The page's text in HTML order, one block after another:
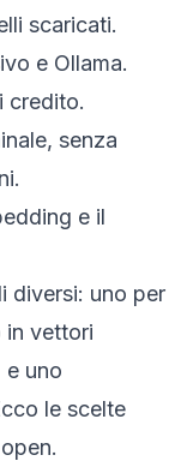
scaricati.
e Ollama.
credito.
senza
e il
diversi: uno per
in vettori
e uno
le scelte